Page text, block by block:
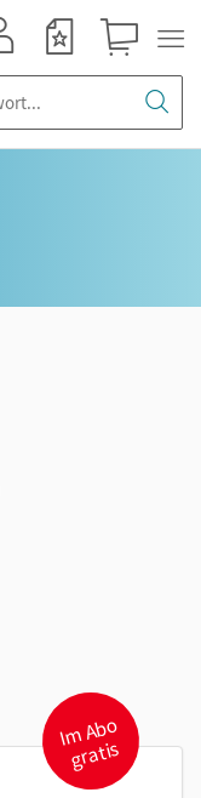
I
m
A
b
o
gr
atis